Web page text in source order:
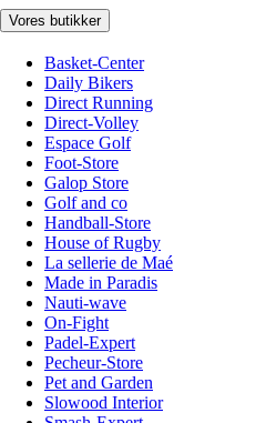
Vores butikker
Basket-Center
Daily Bikers
Direct Running
Direct-Volley
Espace Golf
Foot-Store
Galop Store
Golf and co
Handball-Store
House of Rugby
La sellerie de Maé
Made in Paradis
Nauti-wave
On-Fight
Padel-Expert
Pecheur-Store
Pet and Garden
Slowood Interior